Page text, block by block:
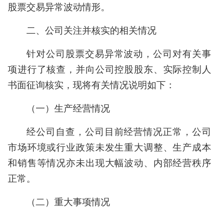
股票交易异常波动情形。
二、公司关注并核实的相关情况
针对公司股票交易异常波动，公司对有关事
项进行了核查，并向公司控股股东、实际控制人
书面征询核实，现将有关情况说明如下：
（一）生产经营情况
经公司自查，公司目前经营情况正常，公司
市场环境或行业政策未发生重大调整、生产成本
和销售等情况亦未出现大幅波动、内部经营秩序
正常。
（二）重大事项情况